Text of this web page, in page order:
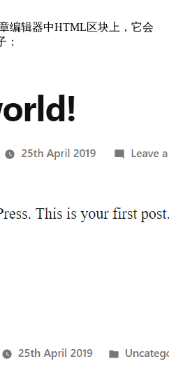
编辑器中HTML区块上，它会
：